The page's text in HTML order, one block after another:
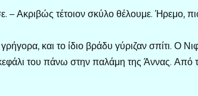
– Ακριβώς τέτοιον σκύλο θέλουμε. Ήρεμο,
γρήγορα, και το ίδιο βράδυ γύριζαν σπίτι.
του πάνω στην παλάμη της Άννας. Από